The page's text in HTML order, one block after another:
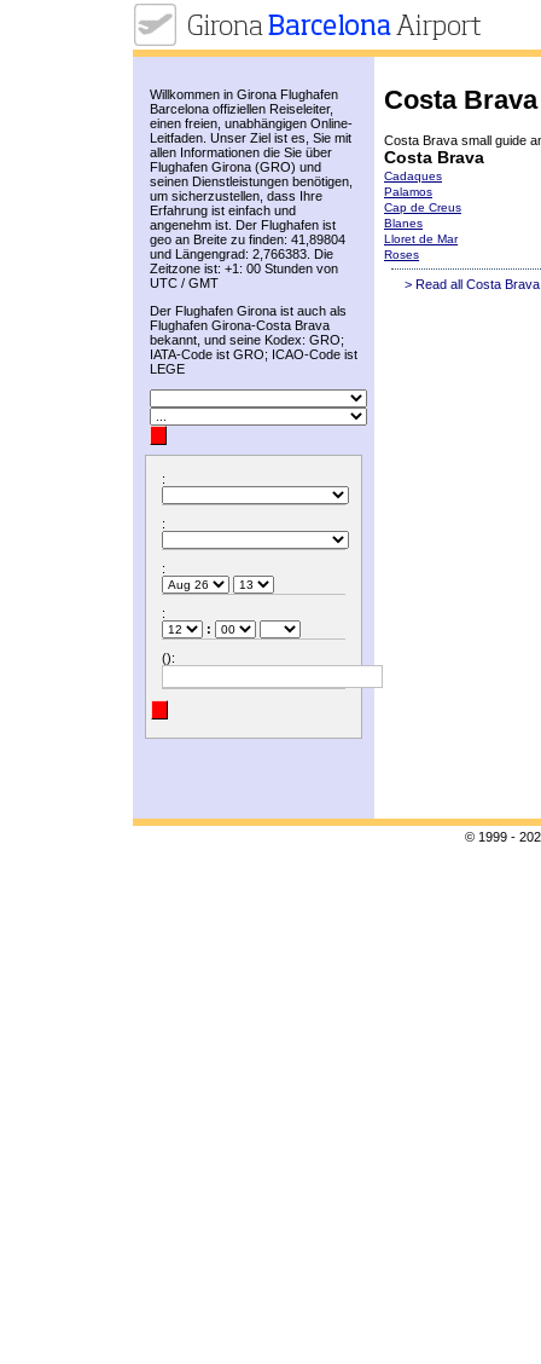
Willkommen in Girona Flughafen
Barcelona offiziellen Reiseleiter,
einen freien, unabhängigen Online-
Leitfaden. Unser Ziel ist es, Sie mit
allen Informationen die Sie über
Flughafen Girona (GRO) und
seinen Dienstleistungen benötigen,
um sicherzustellen, dass Ihre
Erfahrung ist einfach und
angenehm ist. Der Flughafen ist
geo an Breite zu finden: 41,89804
und Längengrad: 2,766383. Die
Zeitzone ist: +1: 00 Stunden von
UTC / GMT
Der Flughafen Girona ist auch als
Flughafen Girona-Costa Brava
bekannt, und seine Kodex: GRO;
IATA-Code ist GRO; ICAO-Code ist
LEGE
:
:
:
:
:
():
Costa Brava
Costa Brava small guide
Costa Brava
Cadaques
Palamos
Cap de Creus
Blanes
Lloret de Mar
Roses
> Read all Costa
© 1999 -